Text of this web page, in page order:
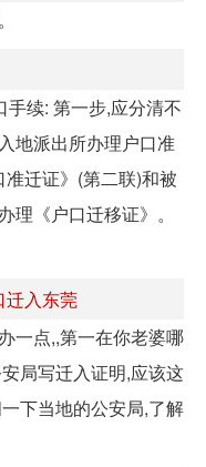
续: 第一步,应分清不
地派出所办理户口准
迁证》(第二联)和被
《户口迁移证》。
迁入东莞
一点,,第一在你老婆哪
局写迁入证明,应该这
下当地的公安局,了解